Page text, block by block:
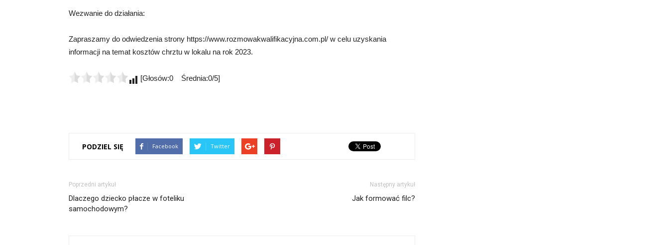
Wezwanie do działania:
Zapraszamy do odwiedzenia strony https://www.rozmowakwalifikacyjna.com.pl/ w celu uzyskania
informacji na temat kosztów chrztu w lokalu na rok 2023.
[Głosów:0 Średnia:0/5]
PODZIEL SIĘ Facebook Twitter
Poprzedni artykuł
Dlaczego dziecko płacze w foteliku
samochodowym?
Następny artykuł
Jak formować filc?